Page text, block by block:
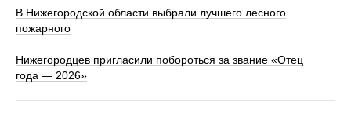
В Нижегородской области выбрали лучшего лесного
пожарного
Нижегородцев пригласили побороться за звание «Отец
года — 2026»